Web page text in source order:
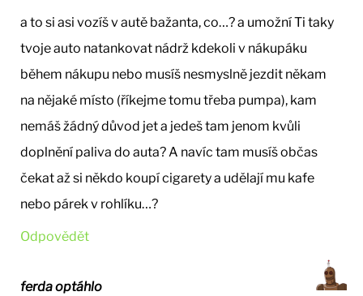
a to si asi vozíš v autě bažanta, co…? a umožní Ti taky
tvoje auto natankovat nádrž kdekoli v nákupáku
během nákupu nebo musíš nesmyslně jezdit někam
na nějaké místo (říkejme tomu třeba pumpa), kam
nemáš žádný důvod jet a jedeš tam jenom kvůli
doplnění paliva do auta? A navíc tam musíš občas
čekat až si někdo koupí cigarety a udělají mu kafe
nebo párek v rohlíku…?
Odpovědět
ferda optáhlo